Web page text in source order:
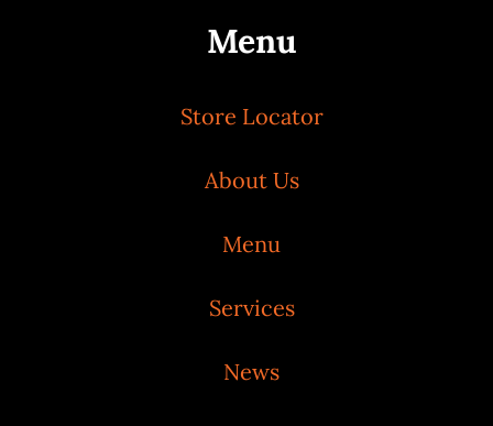
Menu
Store Locator
About Us
Menu
Services
News